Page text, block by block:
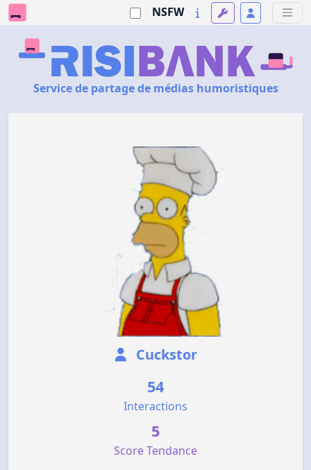
NSFW
Service de partage de médias humoristiques
Cuckstor
54
Interactions
5
Score Tendance